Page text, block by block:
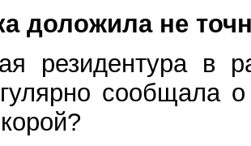
доложила не
резидентура в
сообщала